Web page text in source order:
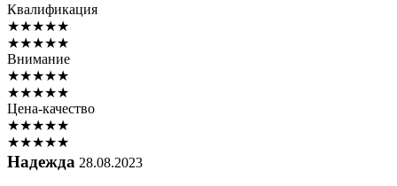
Квалификация
★★★★★
★★★★★
Внимание
★★★★★
★★★★★
Цена-качество
★★★★★
★★★★★
Надежда 28.08.2023